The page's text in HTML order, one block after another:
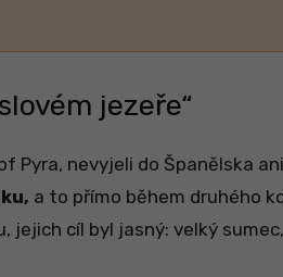
jezeře“
Pyra, nevyjeli do Španělska
a to přímo během druhého
jejich cíl byl jasný: velký